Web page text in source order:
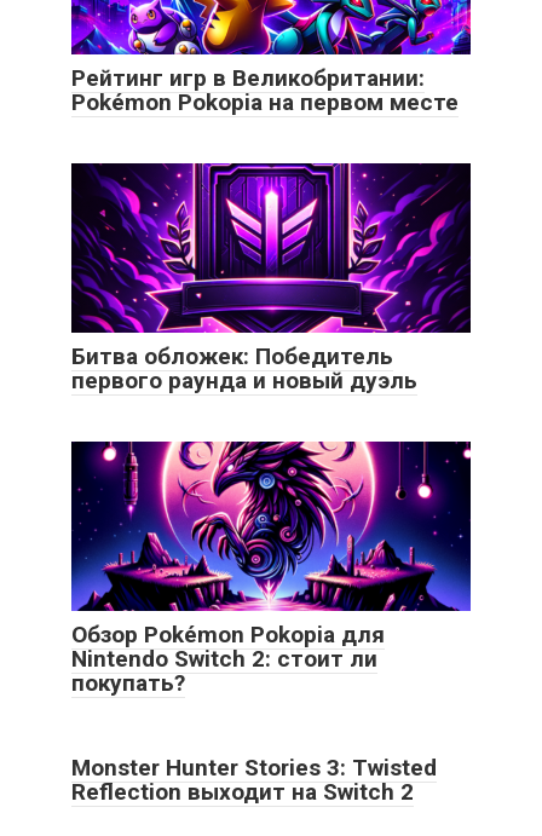
Рейтинг игр в Великобритании:
Pokémon Pokopia на первом месте
Битва обложек: Победитель
первого раунда и новый дуэль
Обзор Pokémon Pokopia для
Nintendo Switch 2: стоит ли
покупать?
Monster Hunter Stories 3: Twisted
Reflection выходит на Switch 2